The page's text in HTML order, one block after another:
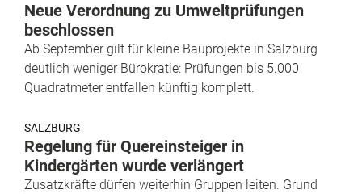
Neue Verordnung zu Umweltprüfungen
beschlossen
Ab September gilt für kleine Bauprojekte in Salzburg
deutlich weniger Bürokratie: Prüfungen bis 5.000
Quadratmeter entfallen künftig komplett.
SALZBURG
Regelung für Quereinsteiger in
Kindergärten wurde verlängert
Zusatzkräfte dürfen weiterhin Gruppen leiten. Grund